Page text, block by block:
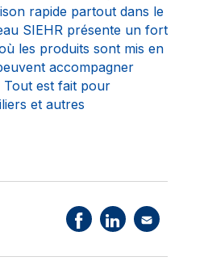
rapide partout dans le
SIEHR présente un fort
les produits sont mis en
accompagner
est fait pour
et autres